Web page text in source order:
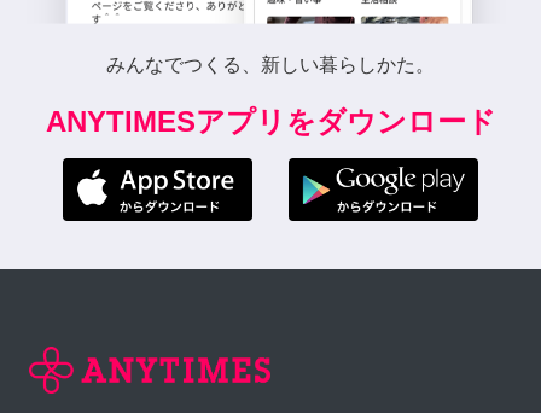
みんなでつくる、新しい暮らしかた。
ANYTIMESアプリをダウンロード